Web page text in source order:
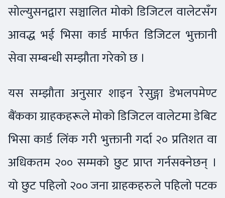
सोल्युसनद्वारा सञ्चालित मोको डिजिटल वालेटसँग
आवद्ध भई भिसा कार्ड मार्फत डिजिटल भुक्तानी
सेवा सम्बन्धी सम्झौता गरेको छ ।
यस सम्झौता अनुसार शाइन रेसुङ्गा डेभलपमेण्ट
बैंकका ग्राहकहरूले मोको डिजिटल वालेटमा डेबिट
भिसा कार्ड लिंक गरी भुक्तानी गर्दा २० प्रतिशत वा
अधिकतम २०० सम्मको छुट प्राप्त गर्नसक्नेछन् ।
यो छुट पहिलो २०० जना ग्राहकहरुले पहिलो पटक